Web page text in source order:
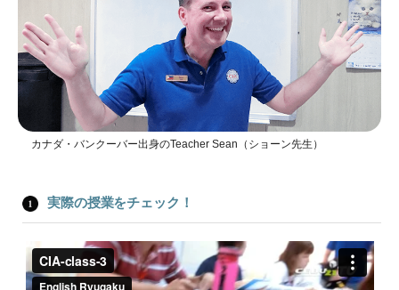
カナダ・バンクーバー出身のTeacher Sean（ショーン先生）
実際の授業をチェック！